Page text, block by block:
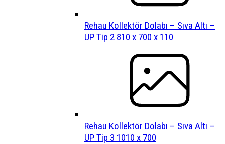
Rehau Kollektör Dolabı – Sıva Altı –
UP Tip 2 810 x 700 x 110
Rehau Kollektör Dolabı – Sıva Altı –
UP Tip 3 1010 x 700